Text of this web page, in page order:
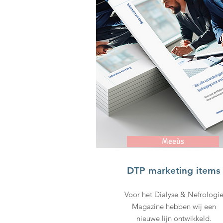
Meeùs
DTP marketing items
Voor het Dialyse & Nefrologie
Magazine hebben wij een
nieuwe lijn ontwikkeld.